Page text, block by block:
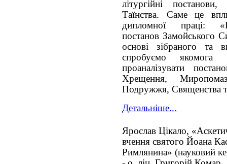
літургійні
Таїнства. Саме це
дипломної праці:
постанов Замойського
основі зібраного та
спробуємо якомога
проаналізувати
Хрещення,
Подружжя, Священства
Детальніше...
Ярослав Цікало,
вчення святого Йоана
Римлянина» (науковий